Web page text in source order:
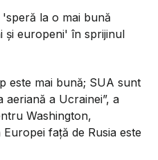
la o mai bună
și europeni' în sprijinul
este mai bună; SUA sunt
aeriană a Ucrainei”, a
Washington,
față de Rusia este